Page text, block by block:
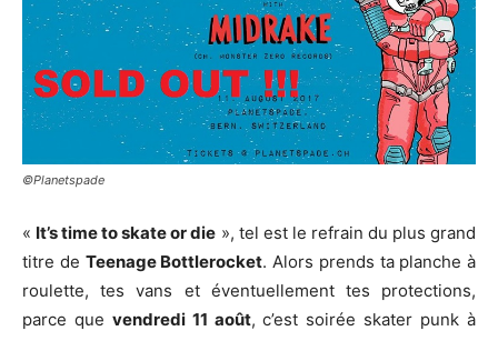
©Planetspade
« It’s time to skate or die », tel est le refrain du plus grand
titre de Teenage Bottlerocket. Alors prends ta planche à
roulette, tes vans et éventuellement tes protections,
parce que vendredi 11 août, c’est soirée skater punk à